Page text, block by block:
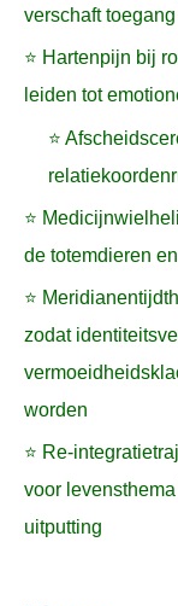
verschaft
⭐ Hartenpijn bij
leiden tot
⭐
⭐
de totemdieren
⭐
zodat
worden
⭐ Re-
voor
uitputting